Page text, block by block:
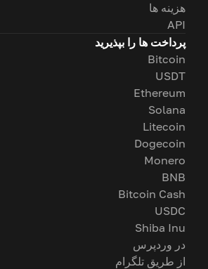
هزینه ها
API
پرداخت ها را بپذیرید
Bitcoin
USDT
Ethereum
Solana
Litecoin
Dogecoin
Monero
BNB
Bitcoin Cash
USDC
Shiba Inu
در وردپرس
از طریق تلگرام